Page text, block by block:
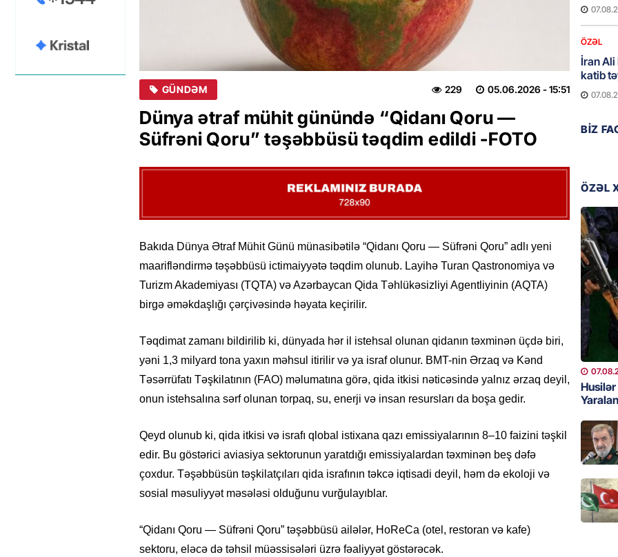
GÜNDƏM 05.06.2026 - 15:51
229
Dünya ətraf mühit günündə “Qidanı Qoru —
Süfrəni Qoru” təşəbbüsü təqdim edildi -FOTO
Bakıda Dünya Ətraf Mühit Günü münasibətilə “Qidanı Qoru — Süfrəni Qoru” adlı yeni
maarifləndirmə təşəbbüsü ictimaiyyətə təqdim olunub. Layihə Turan Qastronomiya və
Turizm Akademiyası (TQTA) və Azərbaycan Qida Təhlükəsizliyi Agentliyinin (AQTA)
birgə əməkdaşlığı çərçivəsində həyata keçirilir.
Təqdimat zamanı bildirilib ki, dünyada hər il istehsal olunan qidanın təxminən üçdə biri,
yəni 1,3 milyard tona yaxın məhsul itirilir və ya israf olunur. BMT-nin Ərzaq və Kənd
Təsərrüfatı Təşkilatının (FAO) məlumatına görə, qida itkisi nəticəsində yalnız ərzaq deyil,
onun istehsalına sərf olunan torpaq, su, enerji və insan resursları da boşa gedir.
Qeyd olunub ki, qida itkisi və israfı qlobal istixana qazı emissiyalarının 8–10 faizini təşkil
edir. Bu göstərici aviasiya sektorunun yaratdığı emissiyalardan təxminən beş dəfə
çoxdur. Təşəbbüsün təşkilatçıları qida israfının təkcə iqtisadi deyil, həm də ekoloji və
sosial məsuliyyət məsələsi olduğunu vurğulayıblar.
“Qidanı Qoru — Süfrəni Qoru” təşəbbüsü ailələr, HoReCa (otel, restoran və kafe)
sektoru, eləcə də təhsil müəssisələri üzrə fəaliyyət göstərəcək.
ÖZƏL
İran Ali
katib
ÖZƏL
GÜNDƏM
13
Rəsmi
MANŞET
Bu
BAŞLADI
GÜNDƏM
ABŞ
BIZ
ÖZƏL
Husilər